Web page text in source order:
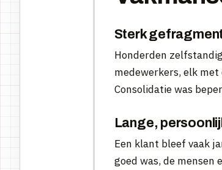
Sterk
Honderden
medewerkers, elk
Consolidatie was
Lange,
Een klant bleef vaak
goed was, de mensen